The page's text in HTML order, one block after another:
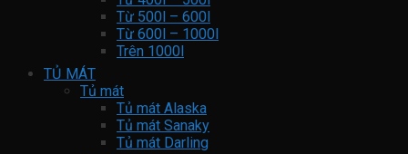
Từ 500l – 600l
Từ 600l – 1000l
Trên 1000l
TỦ MÁT
Tủ mát
Tủ mát Alaska
Tủ mát Sanaky
Tủ mát Darling